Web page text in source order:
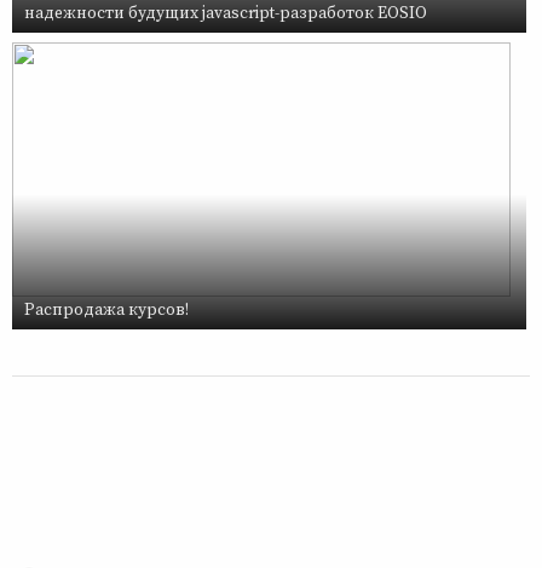
надежности будущих javascript-разработок EOSIO
Распродажа курсов!